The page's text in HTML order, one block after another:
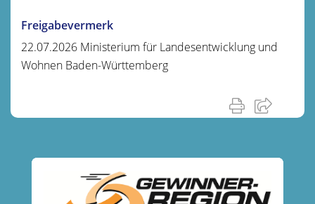
Freigabevermerk
22.07.2026 Ministerium für Landesentwicklung und
Wohnen Baden-Württemberg